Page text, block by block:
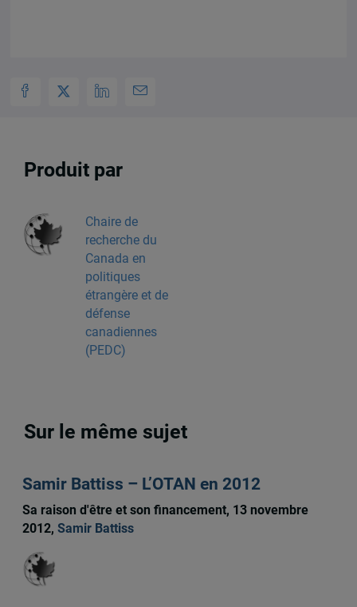
Produit par
Chaire de
recherche du
Canada en
politiques
étrangère et de
défense
canadiennes
(PEDC)
Sur le même sujet
Samir Battiss – L’OTAN en 2012
Sa raison d'être et son financement, 13 novembre
2012, Samir Battiss